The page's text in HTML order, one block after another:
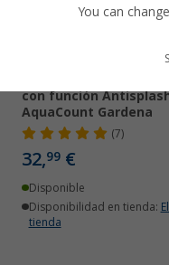
con función
AquaCount Gardena
(7)
32,99 €
Disponible
Disponibilidad en tienda:
tienda
You can